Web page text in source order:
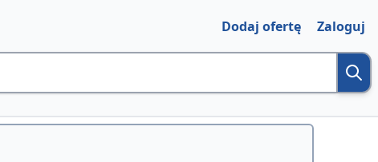
Dodaj ofertę Zaloguj